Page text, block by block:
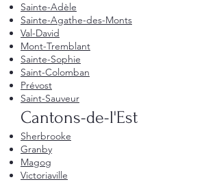
Sainte-Adèle
Sainte-Agathe-des-Monts
Val-David
Mont-Tremblant
Sainte-Sophie
Saint-Colomban
Prévost
Saint-Sauveur
Cantons-de-l'Est
Sherbrooke
Granby
Magog
Victoriaville